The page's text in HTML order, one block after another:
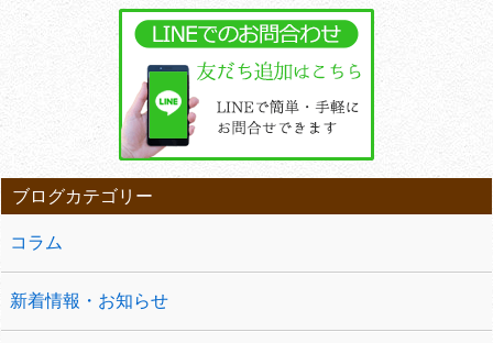
ブログカテゴリー
コラム
新着情報・お知らせ